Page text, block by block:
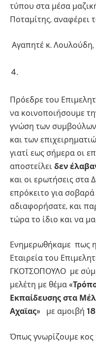
τύπου στα μέσα
Ποταμίτης, αναφέρει
Αγαπητέ κ. Λουλούδη,
Πρόεδρε του
να κοινοποιήσουμε
γνώση των
και των
γιατί εως σήμερα οι
αποστείλει δεν
και οι ερωτήσεις στα
επρόκειτο για
αδιαφορήσατε, και
τώρα το ίδιο και να
Ενημερωθήκαμε πως
Εταιρεία του
ΓΚΟΤΣΟΠΟΥΛΟ με
μελέτη με θέμα
Εκπαίδευσης στα
Αχαϊας» με αμοιβή
Όπως γνωρίζουμε